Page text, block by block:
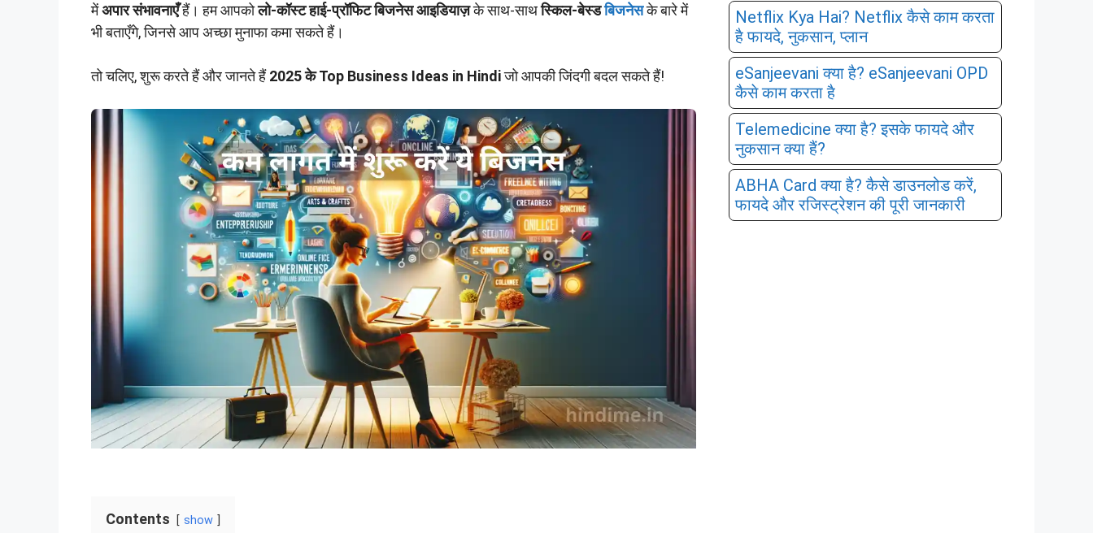
मेंअपार संभावनाएँहैं। हम आपकोलो-कॉस्ट हाई-प्रॉफिट बिजनेस आइडियाज़के साथ-साथस्किल-बेस्डबिजनेसके बारे में
भी बताएँगे, जिनसे आप अच्छा मुनाफा कमा सकते हैं।
तो चलिए, शुरू करते हैं और जानते हैं2025 के Top Business Ideas in Hindiजो आपकी जिंदगी बदल सकते हैं!
Contents show
Netflix Kya Hai? Netflix कैसे काम करता
है फायदे, नुकसान, प्लान
eSanjeevani क्या है? eSanjeevani OPD
कैसे काम करता है
Telemedicine क्या है? इसके फायदे और
नुकसान क्या हैं?
ABHA Card क्या है? कैसे डाउनलोड करें,
फायदे और रजिस्ट्रेशन की पूरी जानकारी